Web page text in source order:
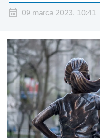
09 marca 2023, 10:41